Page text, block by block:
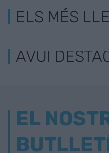
ELS MÉS
AVUI
EL